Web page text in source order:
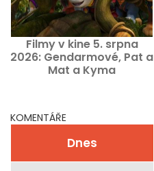
Filmy v kine 5. srpna
2026: Gendarmové, Pat a
Mat a Kyma
KOMENTÁŘE
Dnes